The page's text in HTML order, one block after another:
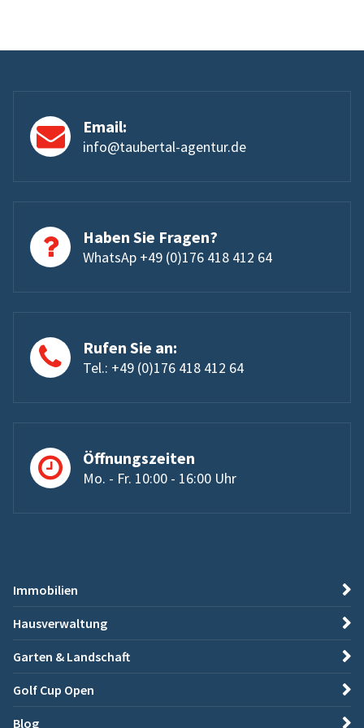
Email:
info@taubertal-agentur.de
Haben Sie Fragen?
WhatsAp +49 (0)176 418 412 64
Rufen Sie an:
Tel.: +49 (0)176 418 412 64
Öffnungszeiten
Mo. - Fr. 10:00 - 16:00 Uhr
Immobilien
Hausverwaltung
Garten & Landschaft
Golf Cup Open
Blog